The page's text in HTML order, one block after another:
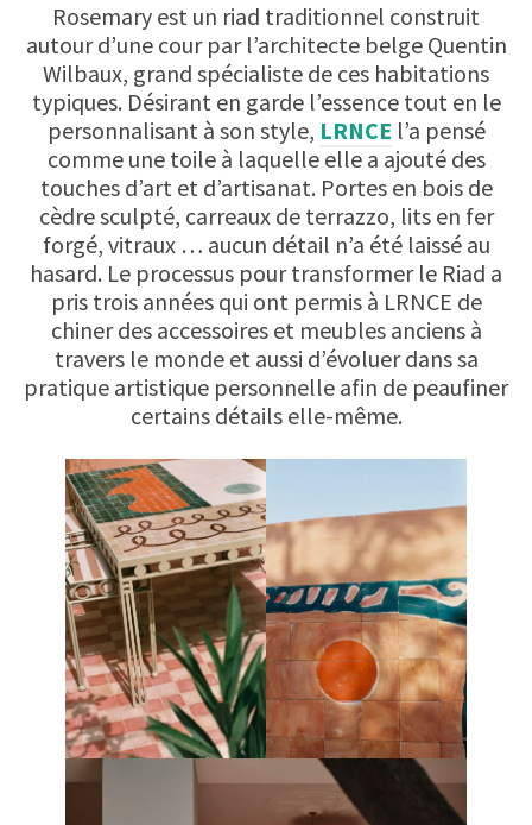
Rosemary est un riad traditionnel construit
autour d’une cour par l’architecte belge Quentin
Wilbaux, grand spécialiste de ces habitations
typiques. Désirant en garde l’essence tout en le
personnalisant à son style, LRNCE l’a pensé
comme une toile à laquelle elle a ajouté des
touches d’art et d’artisanat. Portes en bois de
cèdre sculpté, carreaux de terrazzo, lits en fer
forgé, vitraux … aucun détail n’a été laissé au
hasard. Le processus pour transformer le Riad a
pris trois années qui ont permis à LRNCE de
chiner des accessoires et meubles anciens à
travers le monde et aussi d’évoluer dans sa
pratique artistique personnelle afin de peaufiner
certains détails elle-même.